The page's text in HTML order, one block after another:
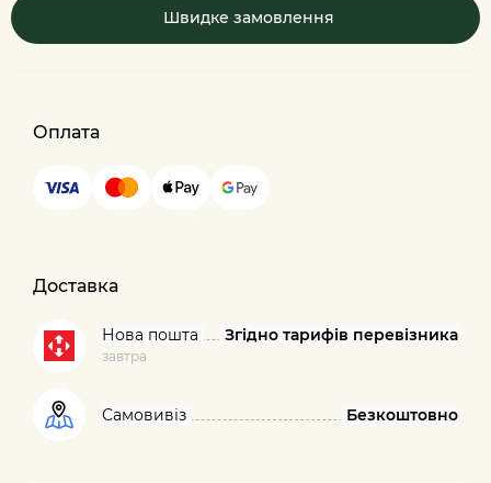
Швидке замовлення
Оплата
Доставка
Нова пошта
завтра
Згідно тарифів перевізника
Самовивіз Безкоштовно